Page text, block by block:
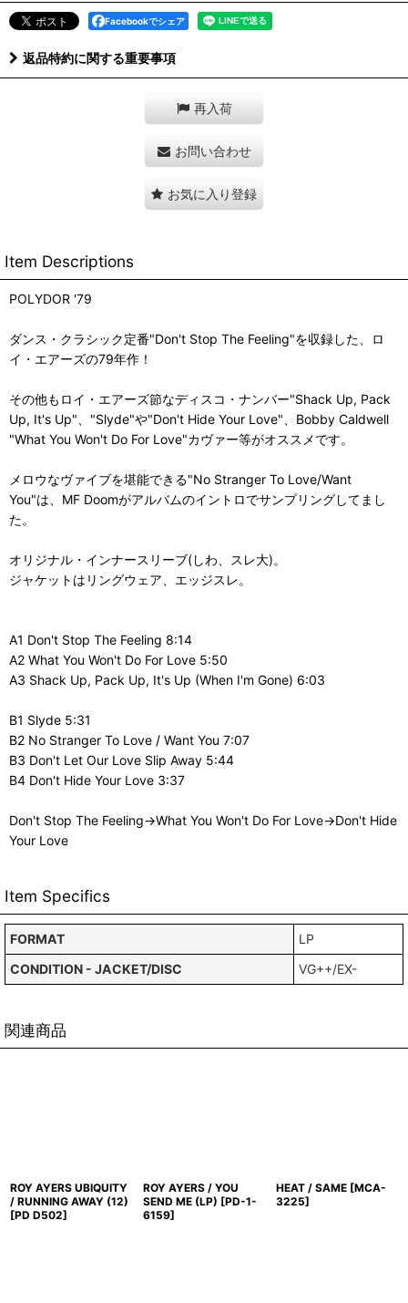
Facebookでシェア
返品特約に関する重要事項
再入荷
お問い合わせ
お気に入り登録
Item Descriptions
POLYDOR '79
ダンス・クラシック定番"Don't Stop The Feeling"を収録した、ロ
イ・エアーズの79年作！
その他もロイ・エアーズ節なディスコ・ナンバー"Shack Up, Pack
Up, It's Up"、"Slyde"や"Don't Hide Your Love"、Bobby Caldwell
"What You Won't Do For Love"カヴァー等がオススメです。
メロウなヴァイブを堪能できる"No Stranger To Love/Want
You"は、MF Doomがアルバムのイントロでサンプリングしてまし
た。
オリジナル・インナースリーブ(しわ、スレ大)。
ジャケットはリングウェア、エッジスレ。
A1 Don't Stop The Feeling 8:14
A2 What You Won't Do For Love 5:50
A3 Shack Up, Pack Up, It's Up (When I'm Gone) 6:03
B1 Slyde 5:31
B2 No Stranger To Love / Want You 7:07
B3 Don't Let Our Love Slip Away 5:44
B4 Don't Hide Your Love 3:37
Don't Stop The Feeling→What You Won't Do For Love→Don't Hide
Your Love
Item Specifics
FORMAT
LP
CONDITION - JACKET/DISC
VG++/EX-
関連商品
ROY AYERS UBIQUITY
/ RUNNING AWAY (12)
[PD D502]
ROY AYERS / YOU
SEND ME (LP) [PD-1-
6159]
HEAT / SAME [MCA-
3225]